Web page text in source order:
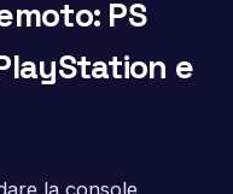
PS
e
la console